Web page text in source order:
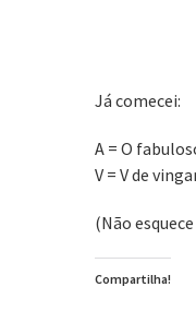
Já comecei:
A = O
V = V de
(Não
Compartilha!